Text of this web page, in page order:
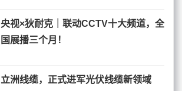
央视×狄耐克｜联动CCTV十大频道，全
国展播三个月！
立洲线缆，正式进军光伏线缆新领域